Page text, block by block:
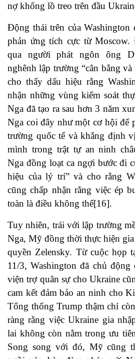
nợ khổng lồ treo trên đầu
Động thái trên của Washington
phản ứng tích cực từ
qua người phát ngôn ông
nghênh lập trường “cân bằng
cho thấy dấu hiệu rằng
nhận những vùng kiểm soát
Nga đã tạo ra sau hơn 3 năm
Nga coi đây như một cơ hội để
trường quốc tế và khẳng định
mình trong trật tự an ninh
Nga đồng loạt ca ngợi bước đi
hiệu của lý trí” và cho rằng
cũng chấp nhận rằng việc ép
toàn là điều không thể[16].
Tuy nhiên, trái với lập trường
Nga, Mỹ đồng thời thực hiện
quyền Zelensky. Từ cuộc họp
11/3, Washington đã chủ động
viện trợ quân sự cho Ukraine
cam kết đảm bảo an ninh cho
Tổng thống Trump thậm chí
ràng rằng việc Ukraine gia
lai không còn nằm trong ưu
Song song với đó, Mỹ cũng